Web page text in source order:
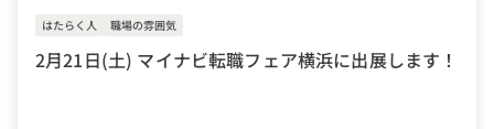
はたらく人 職場の雰囲気
2月21日(土) マイナビ転職フェア横浜に出展します！